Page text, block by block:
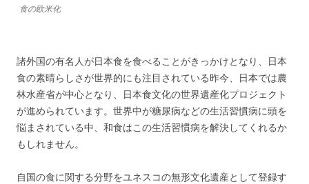
食の欧米化
諸外国の有名人が日本食を食べることがきっかけとなり、日本
食の素晴らしさが世界的にも注目されている昨今、日本では農
林水産省が中心となり、日本食文化の世界遺産化プロジェクト
が進められています。世界中が糖尿病などの生活習慣病に頭を
悩まされている中、和食はこの生活習慣病を解決してくれるか
もしれません。
自国の食に関する分野をユネスコの無形文化遺産として登録す